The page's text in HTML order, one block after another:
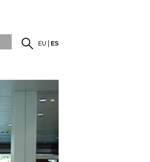
EU ES